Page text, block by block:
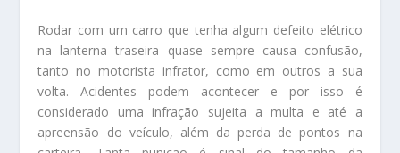
Rodar com um carro que tenha algum defeito elétrico
na lanterna traseira quase sempre causa confusão,
tanto no motorista infrator, como em outros a sua
volta. Acidentes podem acontecer e por isso é
considerado uma infração sujeita a multa e até a
apreensão do veículo, além da perda de pontos na